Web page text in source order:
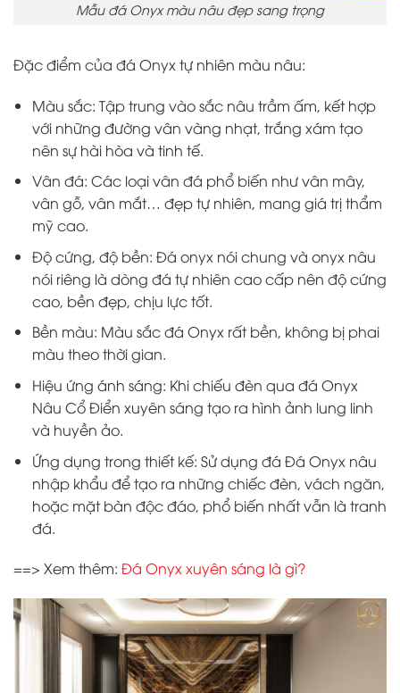
Mẫu đá Onyx màu nâu đẹp sang trọng
Đặc điểm của đá Onyx tự nhiên màu nâu:
Màu sắc: Tập trung vào sắc nâu trầm ấm, kết hợp
với những đường vân vàng nhạt, trắng xám tạo
nên sự hài hòa và tinh tế.
Vân đá: Các loại vân đá phổ biến như vân mây,
vân gỗ, vân mắt… đẹp tự nhiên, mang giá trị thẩm
mỹ cao.
Độ cứng, độ bền: Đá onyx nói chung và onyx nâu
nói riêng là dòng đá tự nhiên cao cấp nên độ cứng
cao, bền đẹp, chịu lực tốt.
Bền màu: Màu sắc đá Onyx rất bền, không bị phai
màu theo thời gian.
Hiệu ứng ánh sáng: Khi chiếu đèn qua đá Onyx
Nâu Cổ Điển xuyên sáng tạo ra hình ảnh lung linh
và huyền ảo.
Ứng dụng trong thiết kế: Sử dụng đá Đá Onyx nâu
nhập khẩu để tạo ra những chiếc đèn, vách ngăn,
hoặc mặt bàn độc đáo, phổ biến nhất vẫn là tranh
đá.
==> Xem thêm: Đá Onyx xuyên sáng là gì?